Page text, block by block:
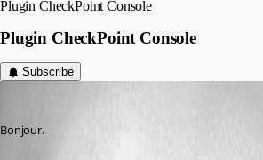
Plugin CheckPoint Console
Plugin CheckPoint Console
Subscribe
Bonjour.